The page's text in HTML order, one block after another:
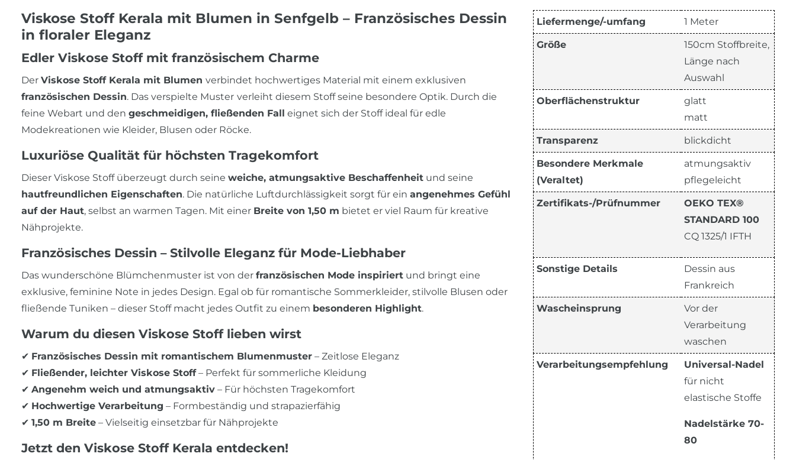
Viskose Stoff Kerala mit Blumen in Senfgelb – Französisches Dessin
in floraler Eleganz
Edler Viskose Stoff mit französischem Charme
Der Viskose Stoff Kerala mit Blumen verbindet hochwertiges Material mit einem exklusiven
französischen Dessin. Das verspielte Muster verleiht diesem Stoff seine besondere Optik. Durch die
feine Webart und den geschmeidigen, fließenden Fall
eignet sich der Stoff ideal für edle
Modekreationen wie Kleider, Blusen oder Röcke.
Luxuriöse Qualität für höchsten Tragekomfort
Dieser Viskose Stoff überzeugt durch seine weiche, atmungsaktive Beschaffenheit und seine
hautfreundlichen Eigenschaften. Die natürliche Luftdurchlässigkeit sorgt für ein angenehmes Gefühl
auf der Haut, selbst an warmen Tagen. Mit einer Breite von 1,50 m bietet er viel Raum für kreative
Nähprojekte.
Französisches Dessin – Stilvolle Eleganz für Mode-Liebhaber
Das wunderschöne Blümchenmuster ist von der französischen Mode inspiriert und bringt eine
exklusive, feminine Note in jedes Design. Egal ob für romantische Sommerkleider, stilvolle Blusen oder
fließende Tuniken – dieser Stoff macht jedes Outfit zu einem besonderen Highlight.
Warum du diesen Viskose Stoff lieben wirst
✔ Französisches Dessin mit romantischem Blumenmuster – Zeitlose Eleganz
✔ Fließender, leichter Viskose Stoff– Perfekt für sommerliche Kleidung
✔ Angenehm weich und atmungsaktiv – Für höchsten Tragekomfort
✔ Hochwertige Verarbeitung – Formbeständig und strapazierfähig
✔ 1,50 m Breite – Vielseitig einsetzbar für Nähprojekte
Jetzt den Viskose Stoff Kerala entdecken!
Liefermenge/-umfang 1 Meter
Größe
150cm Stoffbreite,
Länge nach
Auswahl
Oberflächenstruktur
glatt
matt
Transparenz blickdicht
Besondere Merkmale
(Veraltet)
atmungsaktiv
pflegeleicht
Zertifikats-/Prüfnummer
OEKO TEX®
STANDARD 100
CQ 1325/1 IFTH
Sonstige Details
Dessin aus
Frankreich
Wascheinsprung
Vor der
Verarbeitung
waschen
Verarbeitungsempfehlung
Universal-Nadel
für nicht
elastische Stoffe
Nadelstärke 70-
80